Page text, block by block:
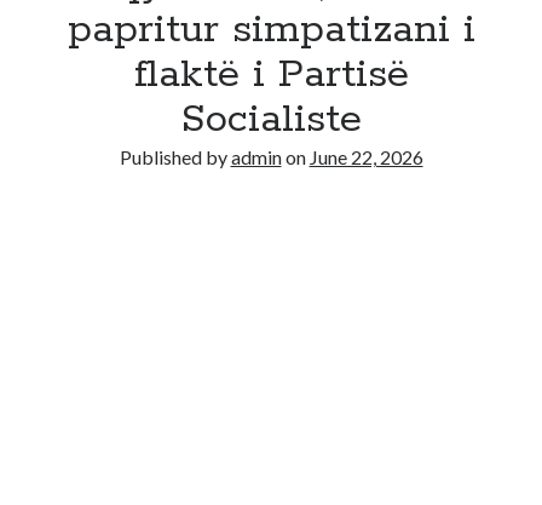
Recent Comments
No comments to show.
papritur simpatizani i
flaktë i Partisë
Socialiste
Published byadminon June 22, 2026